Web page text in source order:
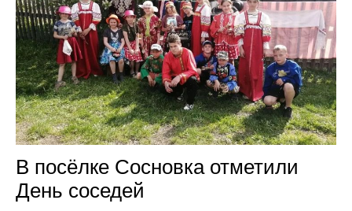
В посёлке Сосновка отметили
День соседей